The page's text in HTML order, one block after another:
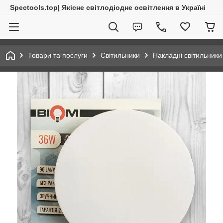
Spectools.top| Якісне світлодіодне освітлення в Україні
Товари та послуги Світильники Накладні світильники